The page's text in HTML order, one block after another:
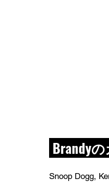
Brandy
Snoop Dogg,